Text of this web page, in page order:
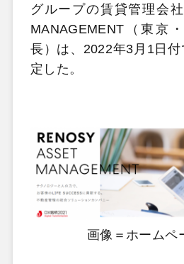
グループの賃貸管理会
MANAGEMENT（東京
長）は、2022年3月1日
定した。
画像＝ホームペ